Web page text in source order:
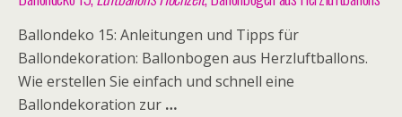
Ballondeko 15: Anleitungen und Tipps für
Ballondekoration: Ballonbogen aus Herzluftballons.
Wie erstellen Sie einfach und schnell eine
Ballondekoration zur …